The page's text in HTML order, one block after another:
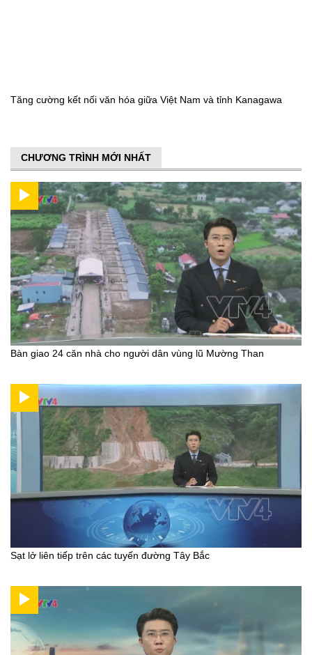
Tăng cường kết nối văn hóa giữa Việt Nam và tỉnh Kanagawa
CHƯƠNG TRÌNH MỚI NHẤT
Bàn giao 24 căn nhà cho người dân vùng lũ Mường Than
Sạt lở liên tiếp trên các tuyến đường Tây Bắc